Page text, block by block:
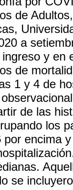
de
a
y en
de
1 y 4 de
de las
los
por encima
se